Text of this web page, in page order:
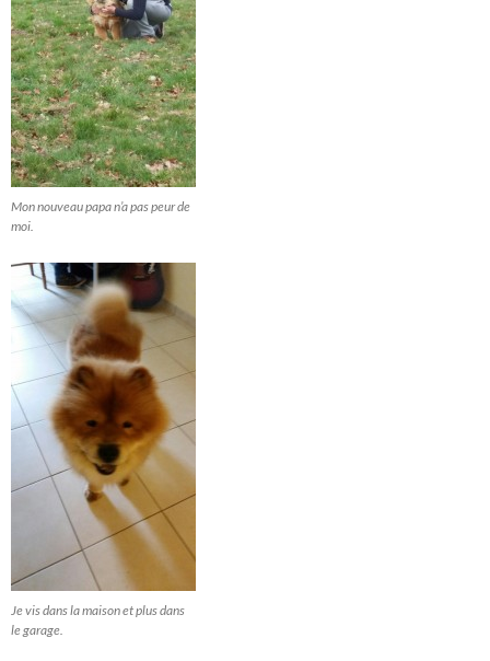
Mon nouveau papa n’a pas peur de
moi.
Je vis dans la maison et plus dans
le garage.